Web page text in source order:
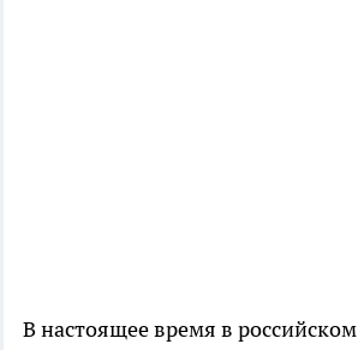
В настоящее время в российском